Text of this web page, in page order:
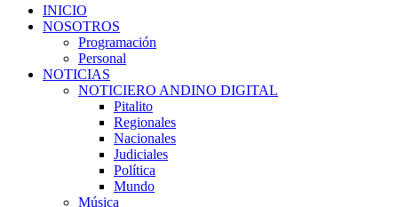
INICIO
NOSOTROS
Programación
Personal
NOTICIAS
NOTICIERO ANDINO DIGITAL
Pitalito
Regionales
Nacionales
Judiciales
Política
Mundo
Música